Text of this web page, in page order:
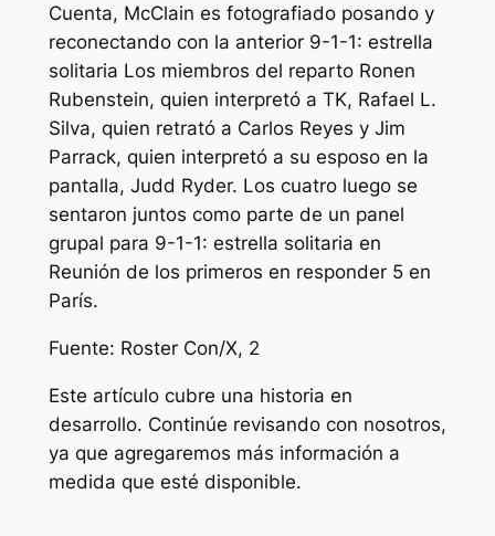
Cuenta, McClain es fotografiado posando y
reconectando con la anterior 9-1-1: estrella
solitaria Los miembros del reparto Ronen
Rubenstein, quien interpretó a TK, Rafael L.
Silva, quien retrató a Carlos Reyes y Jim
Parrack, quien interpretó a su esposo en la
pantalla, Judd Ryder. Los cuatro luego se
sentaron juntos como parte de un panel
grupal para 9-1-1: estrella solitaria en
Reunión de los primeros en responder 5en
París.
Fuente: Roster Con/X, 2
Este artículo cubre una historia en
desarrollo. Continúe revisando con nosotros,
ya que agregaremos más información a
medida que esté disponible.